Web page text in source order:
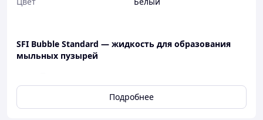
SFI Bubble Standard — жидкость для образования
мыльных пузырей
разработанная для
использования в генераторах
мыльных пузырей.
Подробнее